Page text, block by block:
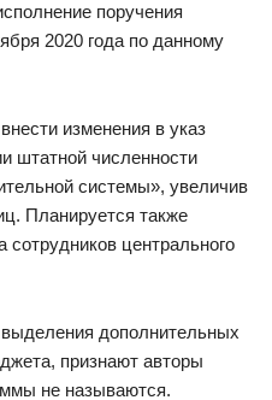
поручения
2020 года по данному
изменения в указ
штатной численности
системы», увеличив
Планируется также
центрального
дополнительных
признают авторы
не называются.